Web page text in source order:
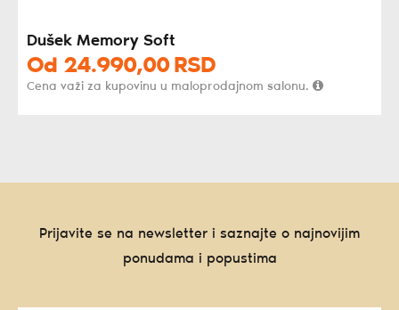
Dušek Memory Soft
Od 24.990,00 RSD
Cena važi za kupovinu u maloprodajnom salonu.
Prijavite se na newsletter i saznajte o najnovijim
ponudama i popustima